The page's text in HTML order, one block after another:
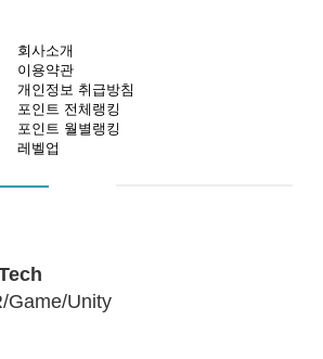
회사소개
이용약관
개인정보 취급방침
포인트 전체랭킹
포인트 월별랭킹
레벨업
Game/Unity